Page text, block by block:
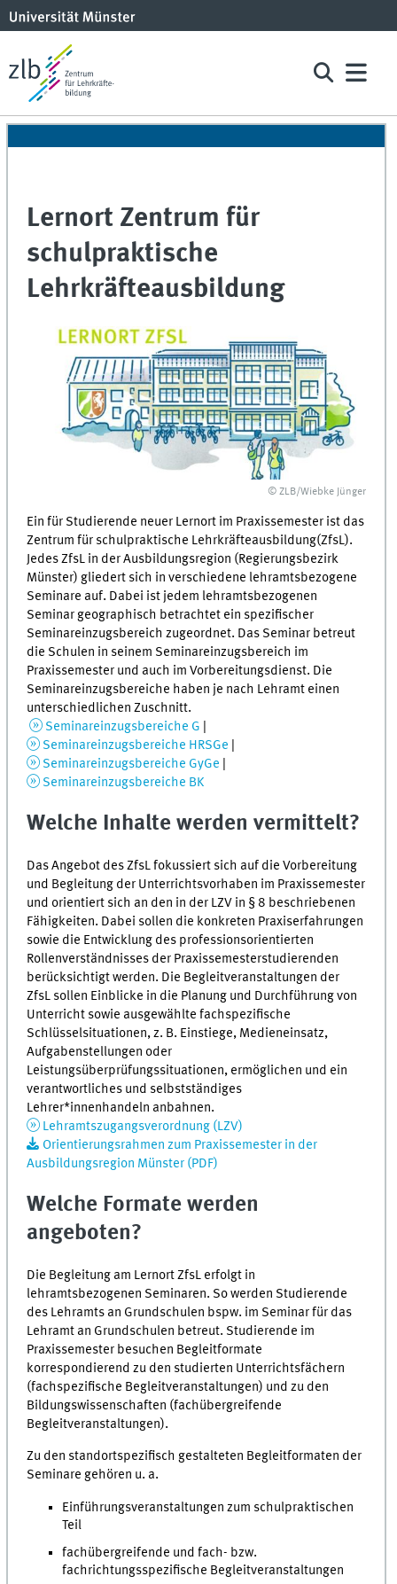
Lernort Zentrum für
schulpraktische
Lehrkräfteausbildung
© ZLB/Wiebke Jünger
Ein für Studierende neuer Lernort im Praxissemester ist das
Zentrum für schulpraktische Lehrkräfteausbildung(ZfsL).
JedesZfsL in der Ausbildungsregion (Regierungsbezirk
Münster) gliedert sich in verschiedene lehramtsbezogene
Seminare auf. Dabei ist jedem lehramtsbezogenen
Seminar geographisch betrachtet ein spezifischer
Seminareinzugsbereich zugeordnet. Das Seminar betreut
die Schulen in seinem Seminareinzugsbereich im
Praxissemester und auch im Vorbereitungsdienst. Die
Seminareinzugsbereiche haben je nach Lehramt einen
unterschiedlichen Zuschnitt.
Seminareinzugsbereiche G
Seminareinzugsbereiche HRSGe
Seminareinzugsbereiche GyGe
Seminareinzugsbereiche BK
Welche Inhalte werden vermittelt?
Das Angebot desZfsLfokussiert sich auf die Vorbereitung
und Begleitung der Unterrichtsvorhaben im Praxissemester
und orientiert sich an den in der LZV in § 8 beschriebenen
Fähigkeiten. Dabei sollen die konkreten Praxiserfahrungen
sowie die Entwicklung des professionsorientierten
Rollenverständnisses der Praxissemesterstudierenden
berücksichtigt werden. Die Begleitveranstaltungen der
ZfsL sollen Einblicke in die Planung und Durchführung von
Unterricht sowie ausgewählte fachspezifische
Schlüsselsituationen, z. B. Einstiege, Medieneinsatz,
Aufgabenstellungen oder
Leistungsüberprüfungssituationen, ermöglichen und ein
verantwortliches und selbstständiges
Lehrer*innenhandeln anbahnen.
Lehramtszugangsverordnung (LZV)
Orientierungsrahmen zum Praxissemester in der
Ausbildungsregion Münster (PDF)
Welche Formate werden
angeboten?
Die Begleitung am LernortZfsL erfolgt in
lehramtsbezogenen Seminaren. So werden Studierende
des Lehramts an Grundschulen bspw. im Seminar für das
Lehramt an Grundschulen betreut. Studierende im
Praxissemester besuchen Begleitformate
korrespondierend zu den studierten Unterrichtsfächern
(fachspezifische Begleitveranstaltungen) und zu den
Bildungswissenschaften (fachübergreifende
Begleitveranstaltungen).
Zu den standortspezifisch gestalteten Begleitformaten der
Seminare gehören u. a.
Einführungsveranstaltungen zum schulpraktischen
Teil
fachübergreifende und fach- bzw.
fachrichtungsspezifische Begleitveranstaltungen